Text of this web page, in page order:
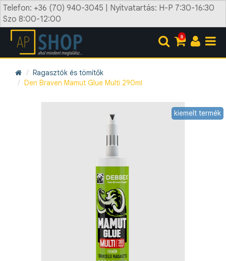
Telefon: +36 (70) 940-3045 | Nyitvatartás: H-P 7:30-16:30
Szo 8:00-12:00
0
Ragasztók és tömítők
Den Braven Mamut Glue Multi 290ml
kiemelt termék